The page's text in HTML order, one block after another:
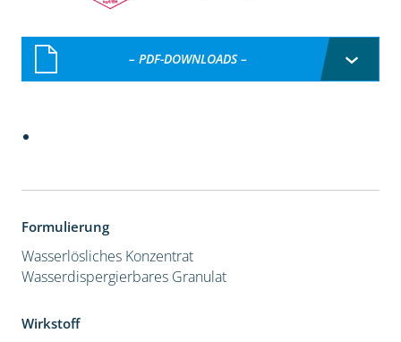
– PDF-DOWNLOADS –
Formulierung
Wasserlösliches Konzentrat
Wasserdispergierbares Granulat
Wirkstoff